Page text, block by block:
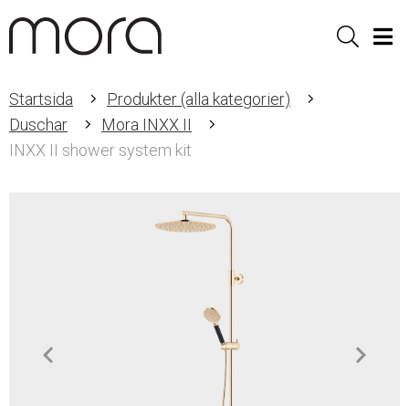
Sök
Startsida
Produkter (alla kategorier)
Duschar
Mora INXX II
INXX II shower system kit